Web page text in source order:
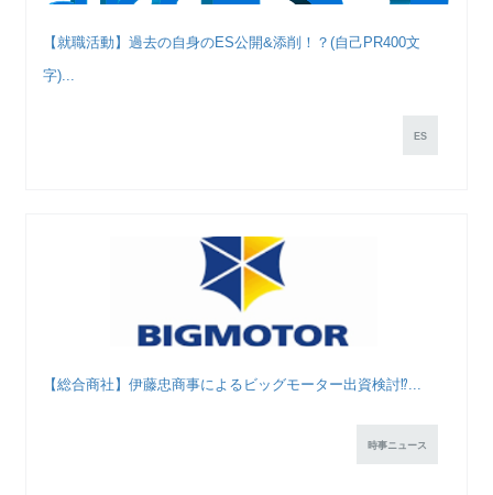
【就職活動】過去の自身のES公開&添削！？(自己PR400文
字)...
ES
【総合商社】伊藤忠商事によるビッグモーター出資検討⁉️...
時事ニュース